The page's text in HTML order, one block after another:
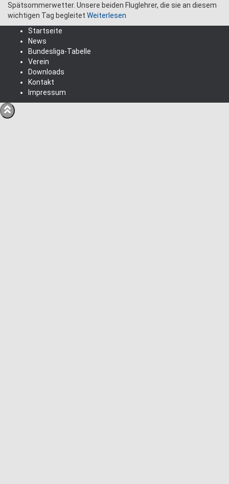
Spätsommerwetter. Unsere beiden Fluglehrer, die sie an diesem
wichtigen Tag begleitet Weiterlesen
Startseite
News
Bundesliga-Tabelle
Verein
Downloads
Kontakt
Impressum